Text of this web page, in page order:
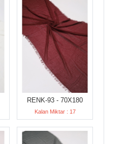
RENK-93 - 70X180
Kalan Miktar : 17